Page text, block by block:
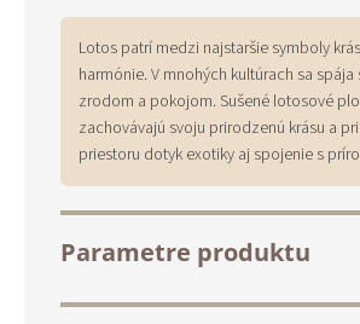
Lotos patrí medzi najstaršie symboly
harmónie. V mnohých kultúrach sa
zrodom a pokojom. Sušené lotosové
zachovávajú svoju prirodzenú krásu a
priestoru dotyk exotiky aj spojenie s
Parametre produktu